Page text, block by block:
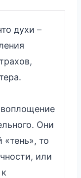
духи –
Они
«тень», то
или